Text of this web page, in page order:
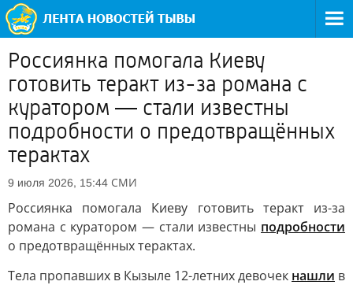
Россиянка помогала Киеву
готовить теракт из-за романа с
куратором — стали известны
подробности о предотвращённых
терактах
9 июля 2026, 15:44 СМИ
Россиянка помогала Киеву готовить теракт из-за
романа с куратором — стали известны подробности
о предотвращённых терактах.
Тела пропавших в Кызыле 12-летних девочек нашли в